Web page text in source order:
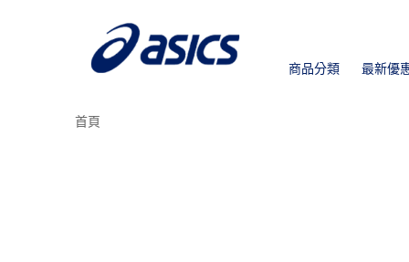
商品分類 最新優
首頁